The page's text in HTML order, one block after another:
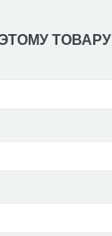
ТОВАРУ